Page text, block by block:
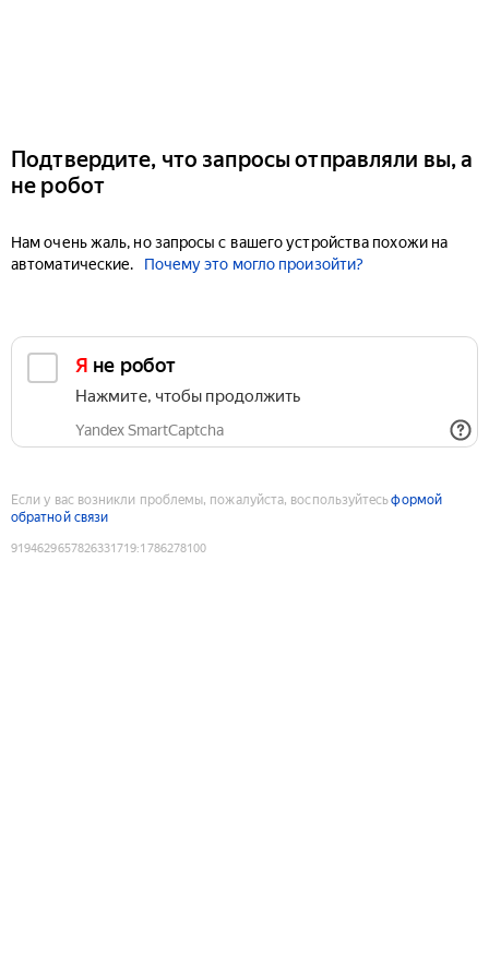
Подтвердите, что запросы отправляли вы, а
не робот
Нам очень жаль, но запросы с вашего устройства похожи на
автоматические.
Почему это могло произойти?
Я не робот
Нажмите, чтобы продолжить
Yandex SmartCaptcha
Если у вас возникли проблемы, пожалуйста, воспользуйтесьформой
обратной связи
9194629657826331719:1786278100